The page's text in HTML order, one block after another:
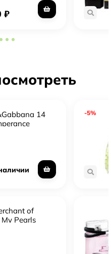
₽
14
of
My Pearls
-5%